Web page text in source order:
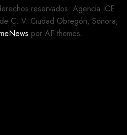
reservados. Agencia ICE
C. V. Ciudad Obregón, Sonora,
por AF themes.